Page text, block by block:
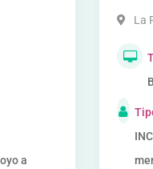
a
La